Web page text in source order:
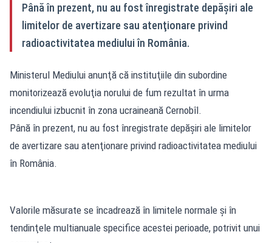
Până în prezent, nu au fost înregistrate depăşiri ale
limitelor de avertizare sau atenţionare privind
radioactivitatea mediului în România.
Ministerul Mediului anunţă că instituţiile din subordine
monitorizează evoluţia norului de fum rezultat în urma
incendiului izbucnit în zona ucraineană Cernobîl.
Până în prezent, nu au fost înregistrate depăşiri ale limitelor
de avertizare sau atenţionare privind radioactivitatea mediului
în România.
Valorile măsurate se încadrează în limitele normale şi în
tendinţele multianuale specifice acestei perioade, potrivit unui